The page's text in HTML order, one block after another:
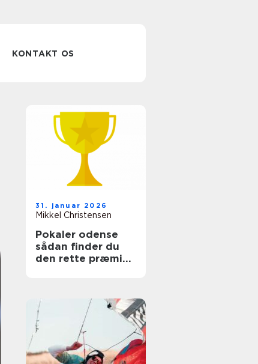
KONTAKT OS
31. januar 2026
Mikkel Christensen
Pokaler odense
sådan finder du
den rette præmie